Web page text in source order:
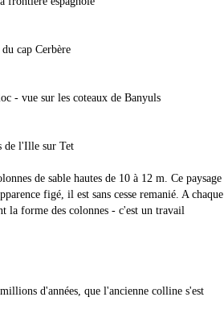
les coteaux de Banyuls
Tet
de sable hautes de 10 à 12 m. Ce paysage
figé, il est sans cesse remanié. A chaque
la forme des colonnes - c'est un travail
d'années, que l'ancienne colline s'est